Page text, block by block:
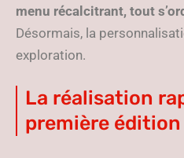
menu récalcitrant, tout
Désormais, la
exploration.
La réalisation
première